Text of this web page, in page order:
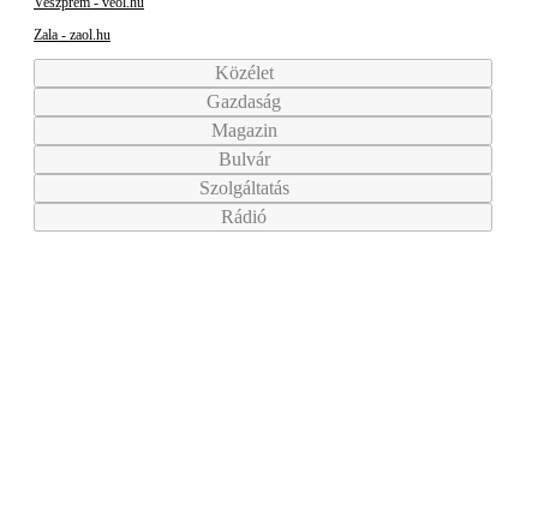
Zala - zaol.hu
Közélet
Gazdaság
Magazin
Bulvár
Szolgáltatás
Rádió